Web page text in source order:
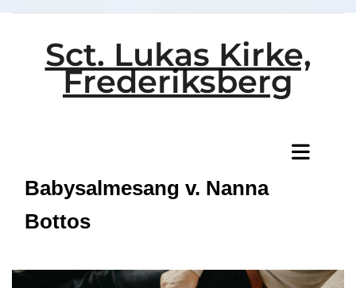
Sct. Lukas Kirke,
Frederiksberg
Babysalmesang v. Nanna
Bottos